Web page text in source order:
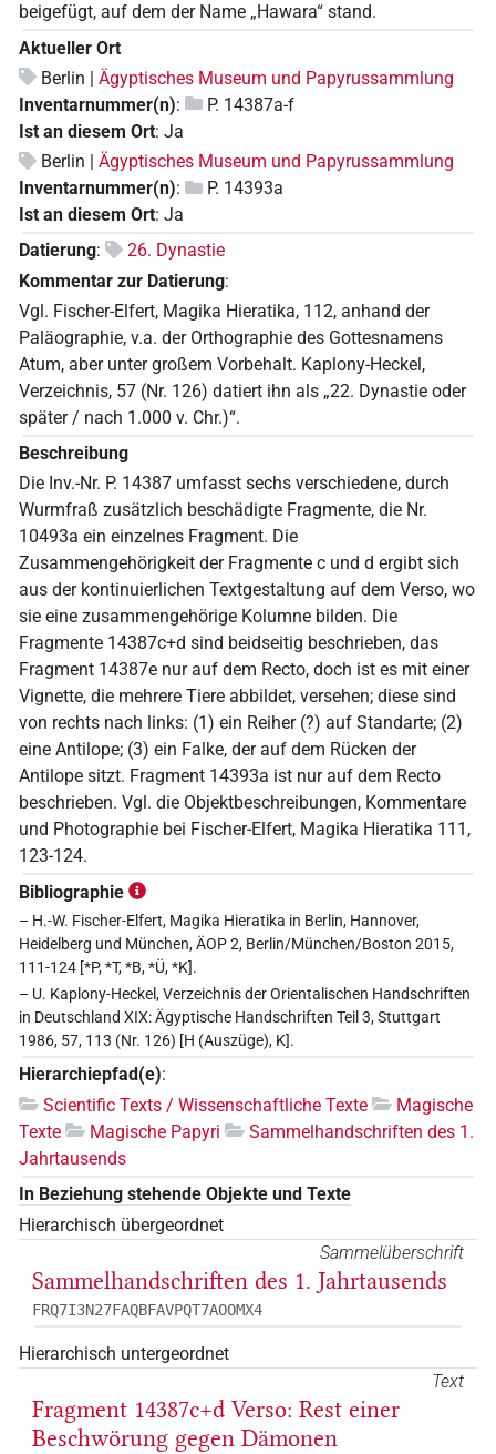
beigefügt, auf dem der Name „Hawara“ stand.
Aktueller Ort
Berlin | Ägyptisches Museum und Papyrussammlung
Inventarnummer(n):
P. 14387a-f
Ist an diesem Ort: Ja
Berlin | Ägyptisches Museum und Papyrussammlung
Inventarnummer(n):
P. 14393a
Ist an diesem Ort: Ja
Datierung:
26. Dynastie
Kommentar zur Datierung:
Vgl. Fischer-Elfert, Magika Hieratika, 112, anhand der
Paläographie, v.a. der Orthographie des Gottesnamens
Atum, aber unter großem Vorbehalt. Kaplony-Heckel,
Verzeichnis, 57 (Nr. 126) datiert ihn als „22. Dynastie oder
später / nach 1.000 v. Chr.)“.
Beschreibung
Die Inv.-Nr. P. 14387 umfasst sechs verschiedene, durch
Wurmfraß zusätzlich beschädigte Fragmente, die Nr.
10493a ein einzelnes Fragment. Die
Zusammengehörigkeit der Fragmente c und d ergibt sich
aus der kontinuierlichen Textgestaltung auf dem Verso, wo
sie eine zusammengehörige Kolumne bilden. Die
Fragmente 14387c+d sind beidseitig beschrieben, das
Fragment 14387e nur auf dem Recto, doch ist es mit einer
Vignette, die mehrere Tiere abbildet, versehen; diese sind
von rechts nach links: (1) ein Reiher (?) auf Standarte; (2)
eine Antilope; (3) ein Falke, der auf dem Rücken der
Antilope sitzt. Fragment 14393a ist nur auf dem Recto
beschrieben. Vgl. die Objektbeschreibungen, Kommentare
und Photographie bei Fischer-Elfert, Magika Hieratika 111,
123-124.
Bibliographie
– H.-W. Fischer-Elfert, Magika Hieratika in Berlin, Hannover,
Heidelberg und München, ÄOP 2, Berlin/München/Boston 2015,
111-124 [*P, *T, *B, *Ü, *K].
– U. Kaplony-Heckel, Verzeichnis der Orientalischen Handschriften
in Deutschland XIX: Ägyptische Handschriften Teil 3, Stuttgart
1986, 57, 113 (Nr. 126) [H (Auszüge), K].
Hierarchiepfad(e):
Scientific Texts / Wissenschaftliche Texte
Magische
Texte
Magische Papyri
Sammelhandschriften des 1.
Jahrtausends
In Beziehung stehende Objekte und Texte
Hierarchisch übergeordnet
Sammelüberschrift
Sammelhandschriften des 1. Jahrtausends
FRQ7I3N27FAQBFAVPQT7AOOMX4
Hierarchisch untergeordnet
Text
Fragment 14387c+d Verso: Rest einer
Beschwörung gegen Dämonen